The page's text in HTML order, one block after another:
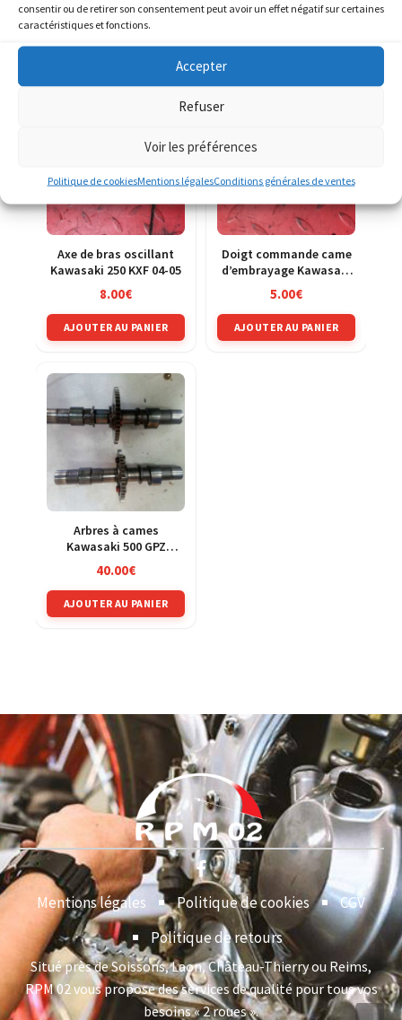
consentir ou de retirer son consentement peut avoir un effet négatif sur certaines
caractéristiques et fonctions.
Accepter
Refuser
Voir les préférences
Politique de cookiesMentions légalesConditions générales de ventes
PRODUITS SIMILAIRES
Axe de bras oscillant
Kawasaki 250 KXF 04-05
8.00€
AJOUTER AU PANIER
Doigt commande came
d’embrayage Kawasaki
250 KXF 04-05
5.00€
AJOUTER AU PANIER
Arbres à cames
Kawasaki 500 GPZ
ex500d 94-03
40.00€
AJOUTER AU PANIER
Mentions légales Politique de cookies
CGV
Politique de retours
Situé près de Soissons, Laon, Château-Thierry ou Reims,
RPM 02 vous propose des services de qualité pour tous vos
besoins « 2 roues ».